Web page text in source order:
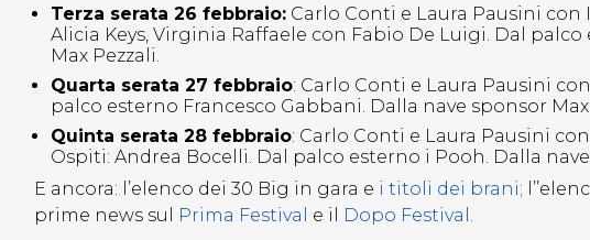
Terza serata 26 febbraio: Carlo Conti e Laura Pausini con
Alicia Keys, Virginia Raffaele con Fabio De Luigi. Dal
Max Pezzali.
Quarta serata 27 febbraio: Carlo Conti e Laura Pausini
palco esterno Francesco Gabbani. Dalla nave sponsor Max
Quinta serata 28 febbraio: Carlo Conti e Laura Pausini
Ospiti: Andrea Bocelli. Dal palco esterno i Pooh. Dalla nave
E ancora: l’elenco dei 30 Big in gara e i titoli dei brani;
prime news sul
Prima Festival e il Dopo Festival.